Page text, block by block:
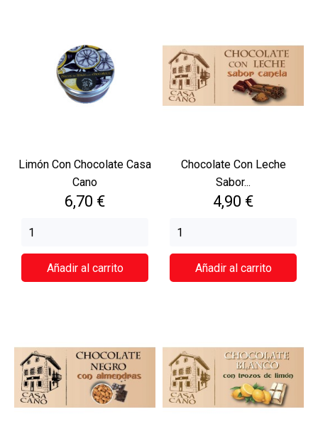
Limón Con Chocolate Casa
Cano
Precio
6,70 €
Añadir al carrito
Chocolate Con Leche
Sabor...
Precio
4,90 €
Añadir al carrito